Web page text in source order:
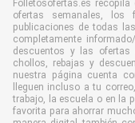
Folletosofertas.es
ofertas semanales, los
publicaciones de todas
completamente
descuentos y las ofertas
chollos, rebajas y
nuestra página cuenta
lleguen incluso a tu
trabajo, la escuela o en la
favorita para ahorrar